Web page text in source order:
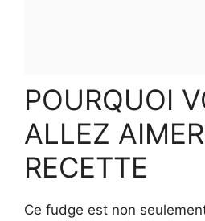
POURQUOI
ALLEZ
RECETTE
Ce fudge est non